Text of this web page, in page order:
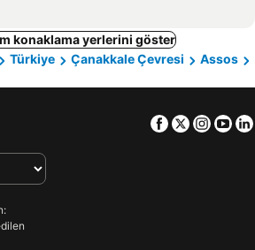
konaklama yerlerini göster
Türkiye Çanakkale Çevresi
Assos
Facebook
Twitter